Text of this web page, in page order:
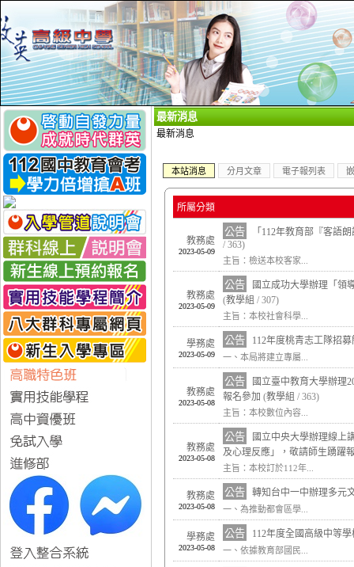
最新消息
最新消息
本站消息 分月文章 電子報列表
所屬分類
教務處
2023-05-09
公告
「112年教育部『客語
/ 363)
主旨：檢送本校客家...
教務處
2023-05-09
公告
國立成功大學辦理「領
(教學組 / 307)
主旨：本校社會科學...
學務處
2023-05-09
公告 112年度桃青志工隊招募
一、本局將建立專屬...
教務處
2023-05-08
公告
國立臺中教育大學辦理
報名參加 (教學組 / 363)
主旨：本校數位內容...
教務處
2023-05-08
公告
國立中央大學辦理線上
及心理反應」，敬請師生踴躍
主旨：本校訂於112年...
教務處
2023-05-08
公告 轉知台中一中辦理多元
一、為推動都會區學...
學務處
2023-05-08
公告 112年度全國高級中等
一、依據教育部國民...